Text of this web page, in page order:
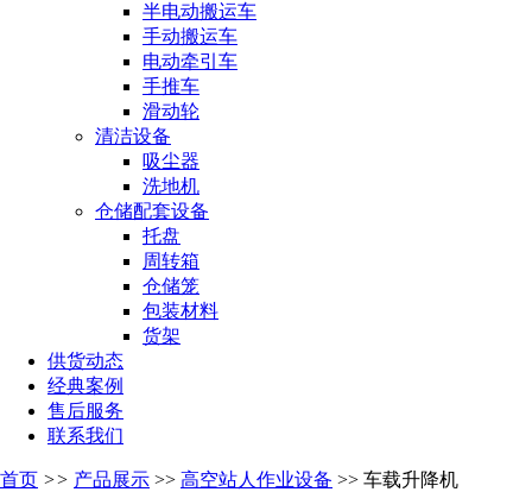
半电动搬运车
手动搬运车
电动牵引车
手推车
滑动轮
清洁设备
吸尘器
洗地机
仓储配套设备
托盘
周转箱
仓储笼
包装材料
货架
供货动态
经典案例
售后服务
联系我们
首页 >> 产品展示 >> 高空站人作业设备 >> 车载升降机